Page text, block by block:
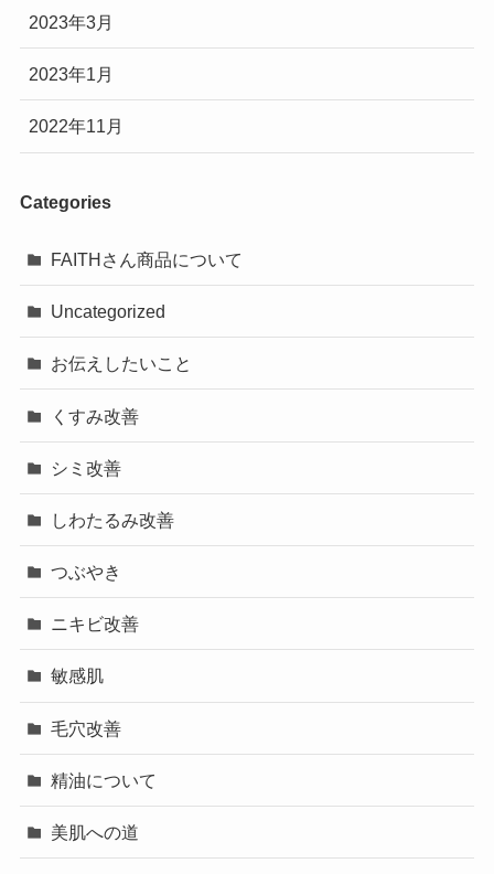
2023年3月
2023年1月
2022年11月
Categories
FAITHさん商品について
Uncategorized
お伝えしたいこと
くすみ改善
シミ改善
しわたるみ改善
つぶやき
ニキビ改善
敏感肌
毛穴改善
精油について
美肌への道